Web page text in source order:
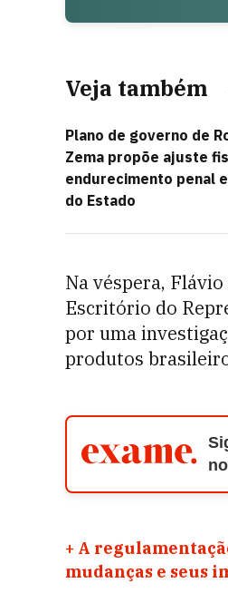
Veja também
Plano de governo de
Zema propõe ajuste
endurecimento penal
do Estado
Na véspera,
Escritório do
por uma
produtos
+ A
mudanças e seus